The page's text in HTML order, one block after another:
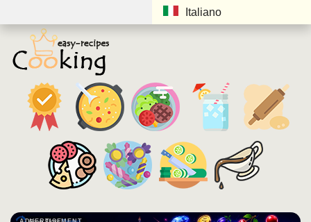
Italiano